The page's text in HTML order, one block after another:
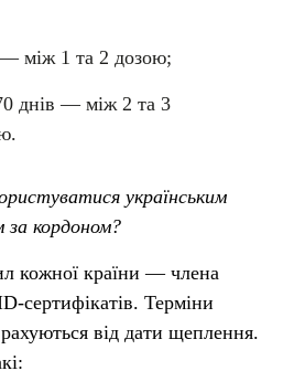
— між 1 та 2 дозою;
днів — між 2 та 3
українським
кордоном?
кожної країни — члена
сертифікатів. Терміни
від дати щеплення.